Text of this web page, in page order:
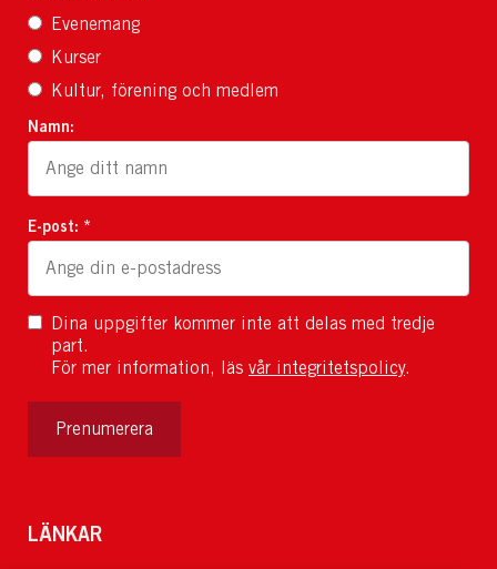
Evenemang
Kurser
Kultur, förening och medlem
Namn:
E-post: *
Dina uppgifter kommer inte att delas med tredje
part.
För mer information, läs vår integritetspolicy.
Prenumerera
LÄNKAR